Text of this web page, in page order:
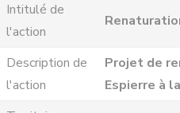
Intitulé de
l'action
Description de
l'action
Projet de
Espierre à